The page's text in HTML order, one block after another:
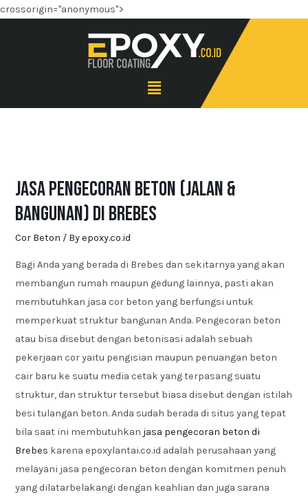
crossorigin="anonymous">
Jasa Pengecoran Beton (Jalan &
Bangunan) di Brebes
Cor Beton / Byepoxy.co.id
Bagi Anda yang berada di Brebes dan sekitarnya yang akan
membangun rumah maupun gedung lainnya, pasti akan
membutuhkan jasa cor beton yang berfungsi untuk
memperkuat struktur bangunan Anda. Pengecoran beton
atau bisa disebut dengan betonisasi adalah sebuah
pekerjaan cor yaitu pengisian maupun penuangan beton
cair baru ke suatu media cetak yang terpasang suatu
struktur, dan struktur tersebut biasa disebut dengan istilah
besi tulangan beton. Anda sudah berada di situs yang tepat
bila saat ini membutuhkan jasa pengecoran beton di
Brebes karena epoxylantai.co.id adalah perusahaan yang
melayani jasa pengecoran beton dengan komitmen penuh
yang dilatarbelakangi dengan keahlian dan juga sarana